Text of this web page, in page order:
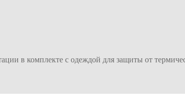
в комплекте с одеждой для защиты от